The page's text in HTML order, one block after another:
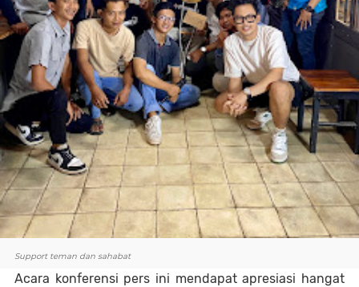
Support teman dan sahabat
Acara konferensi pers ini mendapat apresiasi hangat